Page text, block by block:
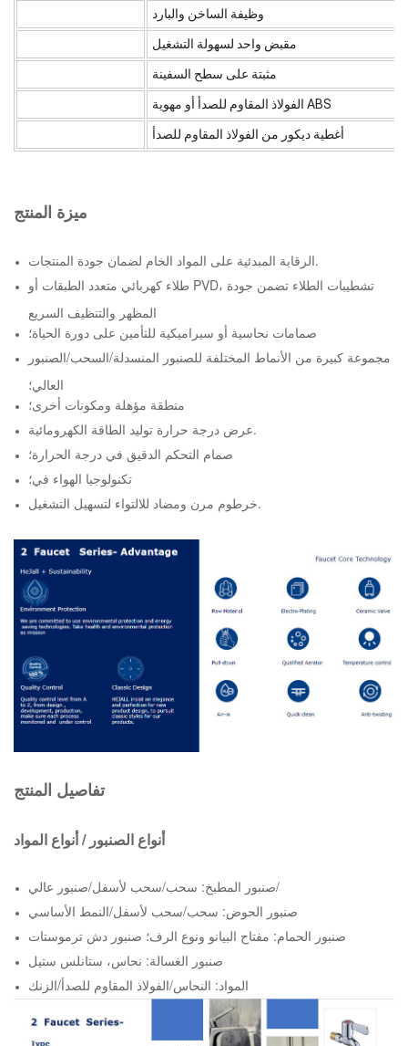
وظيفة الساخن والبارد
مقبض واحد لسهولة التشغيل
مثبتة على سطح السفينة
الفولاذ المقاوم للصدأ أو مهوية ABS
أغطية ديكور من الفولاذ المقاوم للصدأ
ميزة المنتج
الرقابة المبدئية على المواد الخام لضمان جودة المنتجات.
طلاء كهربائي متعدد الطبقات أو PVD، تشطيبات الطلاء تضمن جودة
المظهر والتنظيف السريع
صمامات نحاسية أو سيراميكية للتأمين على دورة الحياة؛
مجموعة كبيرة من الأنماط المختلفة للصنبور المنسدلة/السحب/الصنبور
العالي؛
منطقة مؤهلة ومكونات أخرى؛
عرض درجة حرارة توليد الطاقة الكهرومائية.
صمام التحكم الدقيق في درجة الحرارة؛
تكنولوجيا الهواء في؛
خرطوم مرن ومضاد للالتواء لتسهيل التشغيل.
تفاصيل المنتج
أنواع الصنبور / أنواع المواد
صنبور المطبخ: سحب/سحب لأسفل/صنبور عالي/
صنبور الحوض: سحب/سحب لأسفل/النمط الأساسي
صنبور الحمام: مفتاح البيانو ونوع الرف؛ صنبور دش ترموستات
صنبور الغسالة: نحاس، ستانلس ستيل
المواد: النحاس/الفولاذ المقاوم للصدأ/الزنك